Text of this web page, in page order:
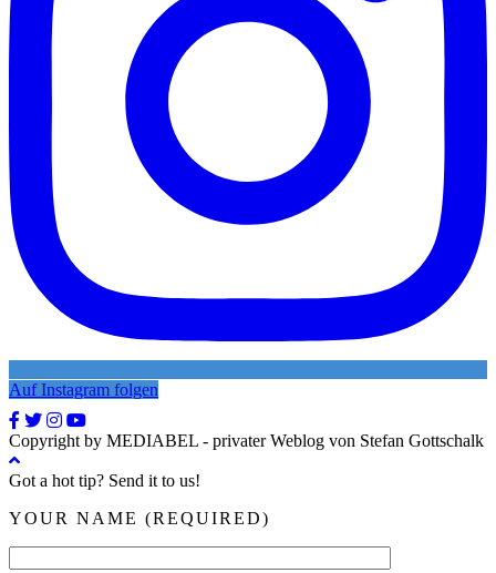
Auf Instagram folgen
Copyright by MEDIABEL - privater Weblog von Stefan Gottschalk
Got a hot tip? Send it to us!
YOUR NAME (REQUIRED)